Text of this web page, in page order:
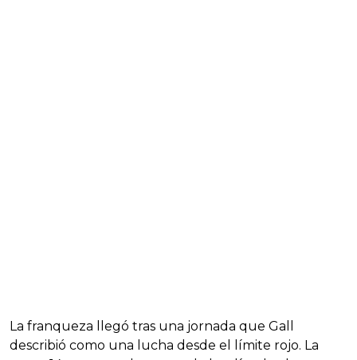
La franqueza llegó tras una jornada que Gall
describió como una lucha desde el límite rojo. La